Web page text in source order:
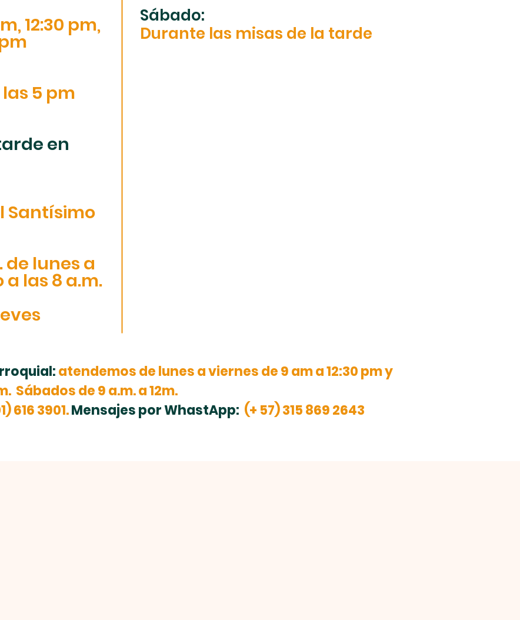
Sábado:
Durante las misas de la tarde
12:30 pm,
5 pm
en
Santísimo
de lunes a
a las 8 a.m.
atendemos de lunes a viernes de 9 am a 12:30 pm y
Sábados de 9 a.m. a 12m.
616 3901.Mensajes por WhastApp: (+ 57) 315 869 2643